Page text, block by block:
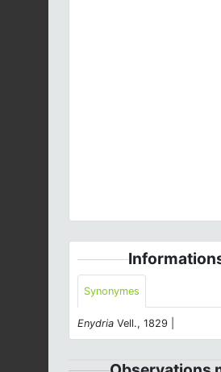
Synonymes
Enydria Vell., 1829 |